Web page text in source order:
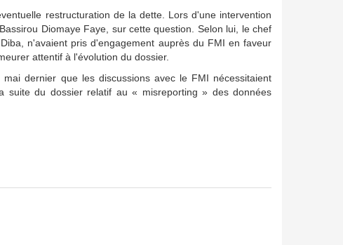
restructuration de la dette. Lors d'une intervention
Diomaye Faye, sur cette question. Selon lui, le chef
n'avaient pris d'engagement auprès du FMI en faveur
attentif à l'évolution du dossier.
dernier que les discussions avec le FMI nécessitaient
suite du dossier relatif au « misreporting » des données